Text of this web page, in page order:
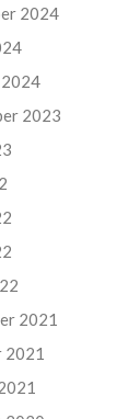
2024
2024
2023
2021
2021